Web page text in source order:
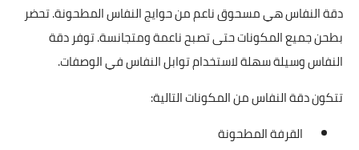
دقة النفاس هي مسحوق ناعم من حوايج النفاس المطحونة. تحضر
بطحن جميع المكونات حتى تصبح ناعمة ومتجانسة. توفر دقة
النفاس وسيلة سهلة لاستخدام توابل النفاس في الوصفات.
تتكون دقة النفاس من المكونات التالية:
القرفة المطحونة